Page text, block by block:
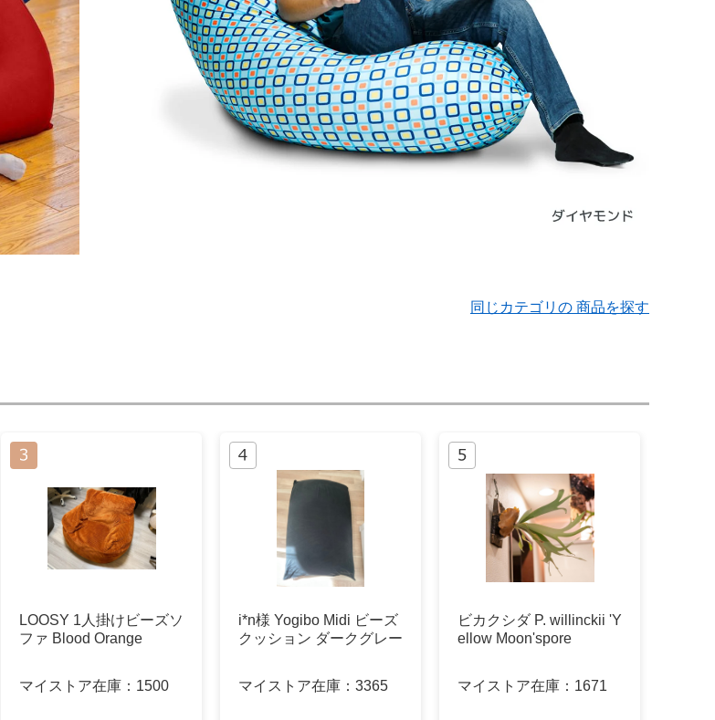
同じカテゴリの 商品を探す
LOOSY 1人掛けビーズソ
ファ Blood Orange
マイストア在庫： 1500
i*n様 Yogibo Midi ビーズ
クッション ダークグレー
マイストア在庫： 3365
ビカクシダ P. willinckii 'Y
ellow Moon'spore
マイストア在庫： 1671